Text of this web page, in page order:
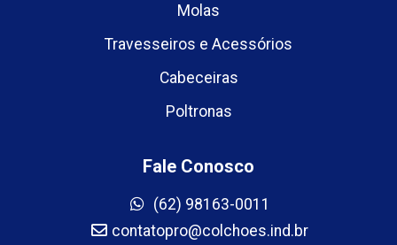
Molas
Travesseiros e Acessórios
Cabeceiras
Poltronas
Fale Conosco
(62) 98163-0011
contatopro@colchoes.ind.br